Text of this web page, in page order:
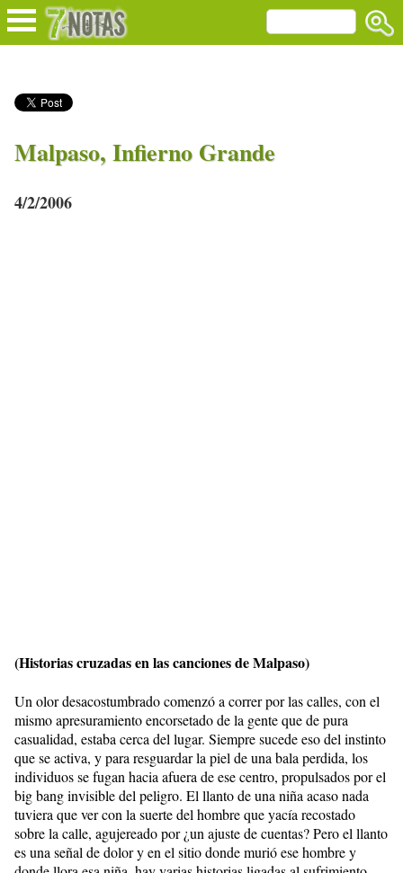
Malpaso, Infierno Grande
4/2/2006
(Historias cruzadas en las canciones de Malpaso)
Un olor desacostumbrado comenzó a correr por las calles, con el
mismo apresuramiento encorsetado de la gente que de pura
casualidad, estaba cerca del lugar. Siempre sucede eso del instinto
que se activa, y para resguardar la piel de una bala perdida, los
individuos se fugan hacia afuera de ese centro, propulsados por el
big bang invisible del peligro. El llanto de una niña acaso nada
tuviera que ver con la suerte del hombre que yacía recostado
sobre la calle, agujereado por ¿un ajuste de cuentas? Pero el llanto
es una señal de dolor y en el sitio donde murió ese hombre y